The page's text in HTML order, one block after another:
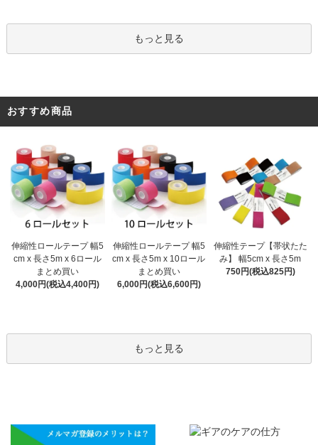
もっと見る
おすすめ商品
伸縮性ロールテープ 幅5
cm x 長さ5m x 6ロール
まとめ買い
4,000円(税込4,400円)
伸縮性ロールテープ 幅5
cm x 長さ5m x 10ロール
まとめ買い
6,000円(税込6,600円)
伸縮性テープ【帯状たた
み】 幅5cm x 長さ5m
750円(税込825円)
もっと見る